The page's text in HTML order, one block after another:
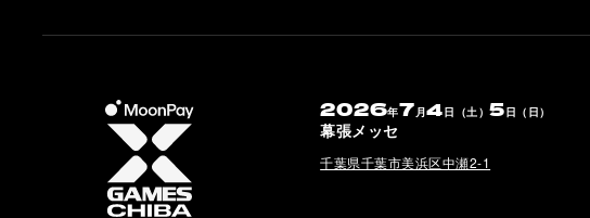
2026年7月4日（土）5日（日）
幕張メッセ
千葉県千葉市美浜区中瀬2-1